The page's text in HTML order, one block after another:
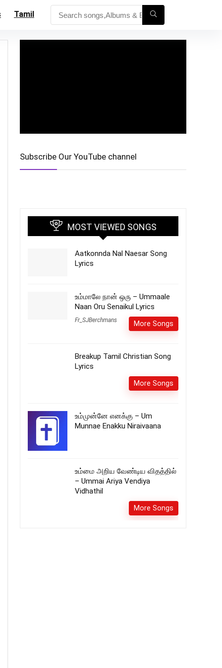
Tamil
Subscribe Our YouTube channel
MOST VIEWED SONGS
Aatkonnda Nal Naesar Song
Lyrics
உம்மாலே நான் ஒரு – Ummaale
Naan Oru Senaikul Lyrics
Fr_SJBerchmans More Songs
Breakup Tamil Christian Song
Lyrics
More Songs
உம்முன்னே எனக்கு – Um
Munnae Enakku Niraivaana
உம்மை அறிய வேண்டிய விதத்தில்
– Ummai Ariya Vendiya
Vidhathil
More Songs